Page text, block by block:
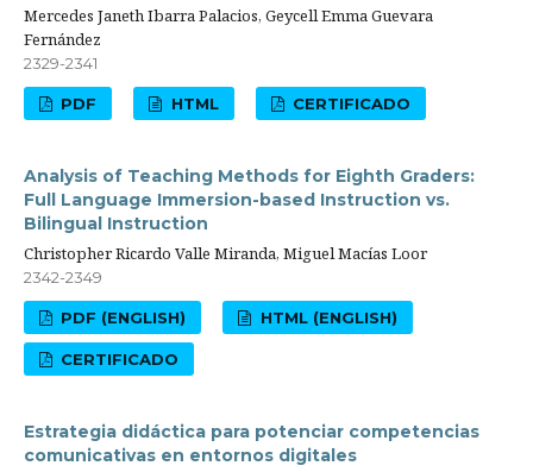
Mercedes Janeth Ibarra Palacios, Geycell Emma Guevara
Fernández
2329-2341
PDF HTML CERTIFICADO
Analysis of Teaching Methods for Eighth Graders:
Full Language Immersion-based Instruction vs.
Bilingual Instruction
Christopher Ricardo Valle Miranda, Miguel Macías Loor
2342-2349
PDF (ENGLISH) HTML (ENGLISH)
CERTIFICADO
Estrategia didáctica para potenciar competencias
comunicativas en entornos digitales